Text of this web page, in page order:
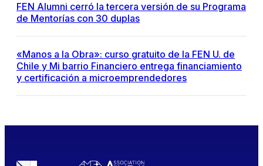
FEN Alumni cerró la tercera versión de su Programa
de Mentorías con 30 duplas
«Manos a la Obra»: curso gratuito de la FEN U. de
Chile y Mi barrio Financiero entrega financiamiento
y certificación a microemprendedores